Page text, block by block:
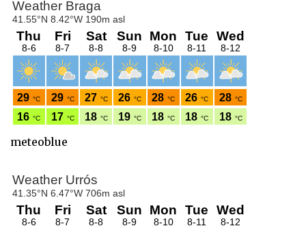
meteoblue